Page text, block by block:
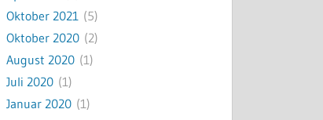
Oktober 2021 (5)
Oktober 2020 (2)
August 2020 (1)
Juli 2020 (1)
Januar 2020 (1)